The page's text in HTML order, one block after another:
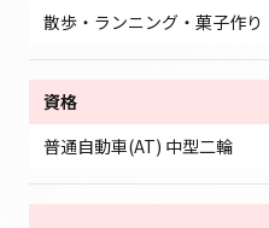
散歩・ランニング・菓子作り
資格
普通自動車(AT) 中型二輪